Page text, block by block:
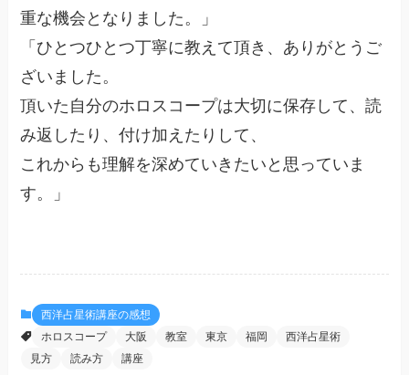
重な機会となりました。」
「ひとつひとつ丁寧に教えて頂き、ありがとうご
ざいました。
頂いた自分のホロスコープは大切に保存して、読
み返したり、付け加えたりして、
これからも理解を深めていきたいと思っていま
す。」
西洋占星術講座の感想
ホロスコープ
大阪 教室 東京 福岡
西洋占星術
見方
読み方 講座